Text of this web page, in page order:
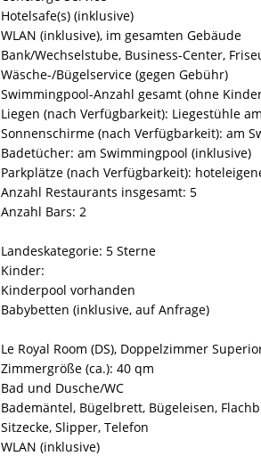
Hotelsafe(s) (inklusive)
WLAN (inklusive), im gesamten Gebäude
Bank/Wechselstube, Business-Center,
Wäsche-/Bügelservice (gegen Gebühr)
Swimmingpool-Anzahl gesamt (ohne
Liegen (nach Verfügbarkeit): Liegestühle
Sonnenschirme (nach Verfügbarkeit): am
Badetücher: am Swimmingpool (inklusive)
Parkplätze (nach Verfügbarkeit):
Anzahl Restaurants insgesamt: 5
Anzahl Bars: 2
Landeskategorie: 5 Sterne
Kinder:
Kinderpool vorhanden
Babybetten (inklusive, auf Anfrage)
Le Royal Room (DS), Doppelzimmer
Zimmergröße (ca.): 40 qm
Bad und Dusche/WC
Bademäntel, Bügelbrett, Bügeleisen,
Sitzecke, Slipper, Telefon
WLAN (inklusive)